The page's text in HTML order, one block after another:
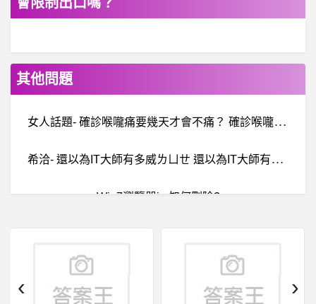
其他問題
女
人話題- 確診喉嚨痛要幾天才會不痛？ 確診喉嚨痛要幾天才會不痛？
希
洽- 還以為IT大師有多威ㄌㄩㄝ 還以為IT大師有多威ㄌㄩㄝ
Win7瀏覽器ie 如何刪除?
B
aseballXXXX- 高國輝引退賽一壘手是高國慶？ 高國輝引退賽一壘手是高國慶？
美式足球- 請問台中看超級盃的地方
‹ ›